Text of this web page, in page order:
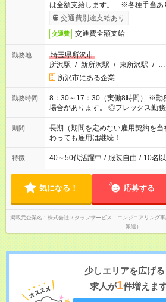
は全額支給します。 ※各種手当あ
考慮して加給・優遇します。
交通費別途支給あり
交通費 交通費全額支給
勤務地
埼玉県所沢市
所沢駅 / 新所沢駅 / 東所沢駅 / …
所沢市にある企業
勤務時間
8：30～17：30（実働8時間） ※勤
場合があります。 ◎フレックス勤務が可能な就業先もありま
す。 ◎今よりもさらに働きやすい
改革に全社をあげて取り組んでいま
期間
長期（期間を定めない雇用契約を
わっても雇用は継続！
特徴 40～50代活躍中 / 服装自由 / 10名
気になる！ 応募する
掲載元企業名
株式会社スタッフサービス エンジニアリング
派遣）
少しエリアを広げる
求人が1件増えま